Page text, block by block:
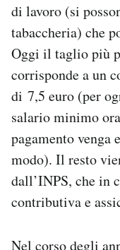
di lavoro (si
tabaccheria) che
Oggi il taglio più
corrisponde a un
di 7,5 euro (per
salario minimo
pagamento venga
modo). Il resto
dall’INPS, che in
contributiva e
Nel corso degli